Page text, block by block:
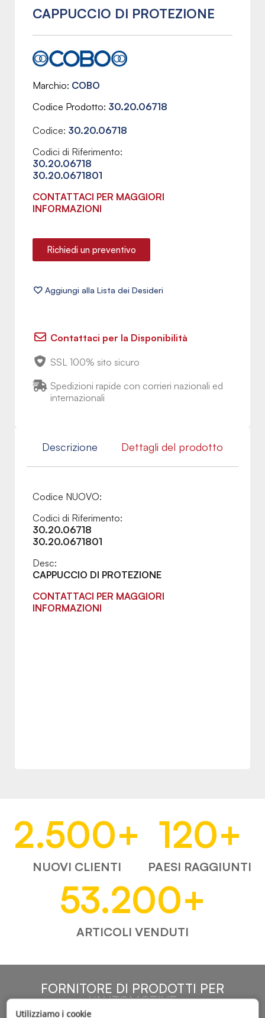
CAPPUCCIO DI PROTEZIONE
Marchio COBO
Codice Prodotto 30.20.06718
Codice: 30.20.06718
Codici di Riferimento:
30.20.06718
30.20.0671801
CONTATTACI PER MAGGIORI
INFORMAZIONI
Richiedi un preventivo
Contattaci per la Disponibilità
SSL 100% sito sicuro
Spedizioni rapide con corrieri nazionali ed
internazionali
Descrizione Dettagli del prodotto
Codice NUOVO:
Codici di Riferimento:
30.20.06718
30.20.0671801
Desc:
CAPPUCCIO DI PROTEZIONE
CONTATTACI PER MAGGIORI
INFORMAZIONI
2.500+
NUOVI CLIENTI
120+
PAESI RAGGIUNTI
53.200+
ARTICOLI VENDUTI
FORNITORE DI PRODOTTI PER
L'AUTOMOTIVE
Utilizziamo i cookie